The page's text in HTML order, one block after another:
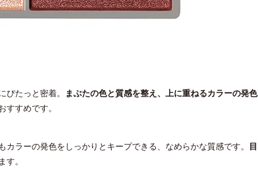
たっと密着。 まぶたの色と質感を整え、上に重ねるカラーの発色
すめです。
ラーの発色をしっかりとキープできる、なめらかな質感です。 目
す。